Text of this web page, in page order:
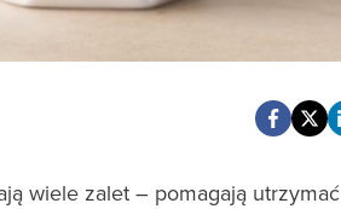
wiele zalet – pomagają utrzymać